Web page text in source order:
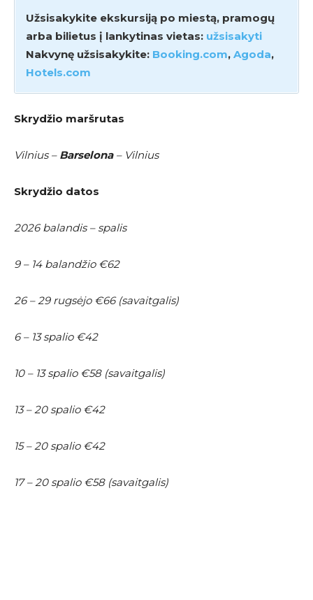
Užsisakykite ekskursiją po miestą, pramogų
arba bilietus į lankytinas vietas: užsisakyti
Nakvynę užsisakykite: Booking.com, Agoda,
Hotels.com
Skrydžio maršrutas
Vilnius – Barselona – Vilnius
Skrydžio datos
2026 balandis – spalis
9 – 14 balandžio €62
26 – 29 rugsėjo €66 (savaitgalis)
6 – 13 spalio €42
10 – 13 spalio €58 (savaitgalis)
13 – 20 spalio €42
15 – 20 spalio €42
17 – 20 spalio €58 (savaitgalis)